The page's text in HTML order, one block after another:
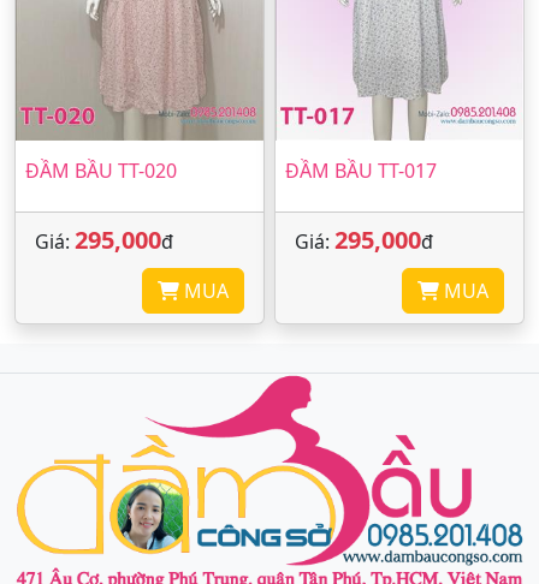
ĐẦM BẦU TT-020
Giá: 295,000đ
MUA
ĐẦM BẦU TT-017
Giá: 295,000đ
MUA